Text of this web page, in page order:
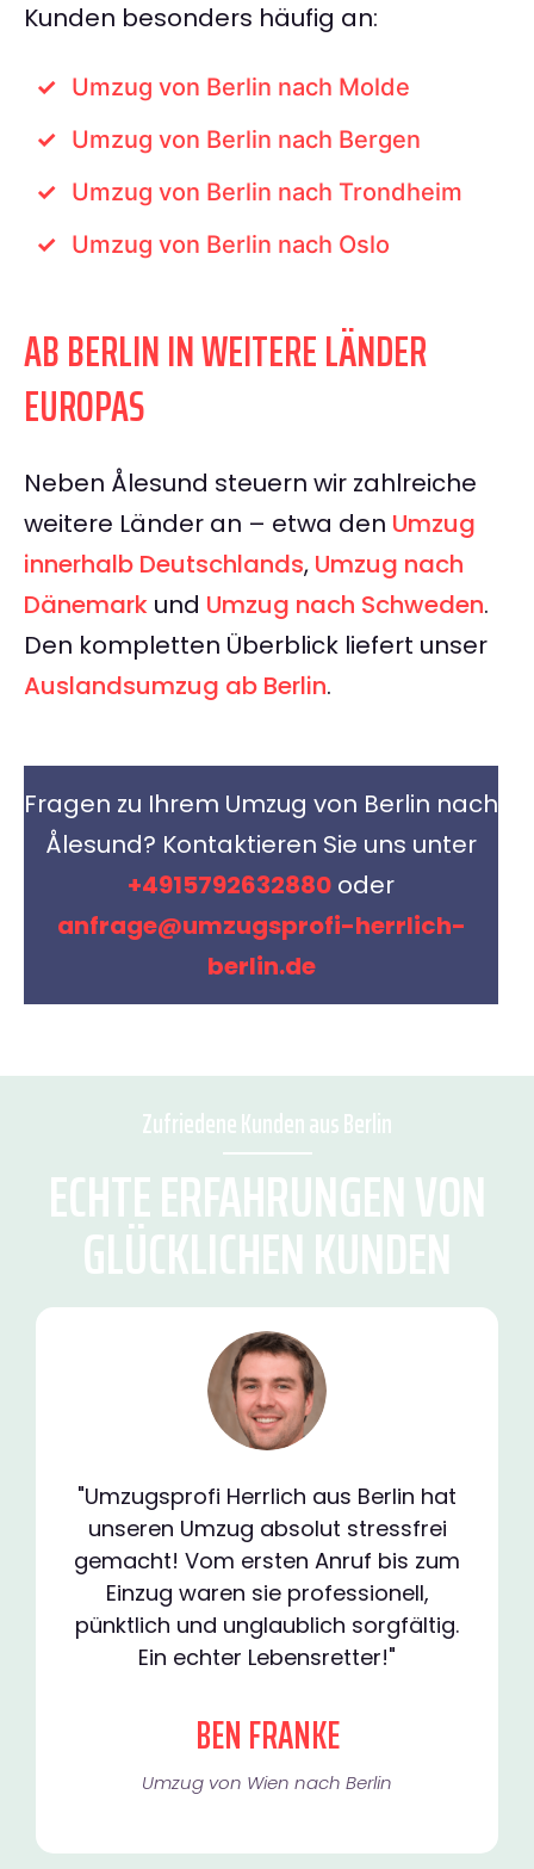
Kunden besonders häufig an:
Umzug von Berlin nach Molde
Umzug von Berlin nach Bergen
Umzug von Berlin nach Trondheim
Umzug von Berlin nach Oslo
AB BERLIN IN WEITERE LÄNDER
EUROPAS
Neben Ålesund steuern wir zahlreiche
weitere Länder an – etwa den Umzug
innerhalb Deutschlands, Umzug nach
Dänemark und Umzug nach Schweden.
Den kompletten Überblick liefert unser
Auslandsumzug ab Berlin.
Fragen zu Ihrem Umzug von Berlin nach
Ålesund? Kontaktieren Sie uns unter
+4915792632880 oder
anfrage@umzugsprofi-herrlich-
berlin.de
Zufriedene Kunden aus Berlin
ECHTE ERFAHRUNGEN VON
GLÜCKLICHEN KUNDEN
"Umzugsprofi Herrlich aus Berlin hat
unseren Umzug absolut stressfrei
gemacht! Vom ersten Anruf bis zum
Einzug waren sie professionell,
pünktlich und unglaublich sorgfältig.
Ein echter Lebensretter!"
BEN FRANKE
Umzug von Wien nach Berlin